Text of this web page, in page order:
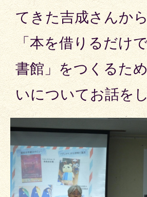
てきた吉成さんか
「本を借りるだけ
書館」をつくるた
いについてお話を